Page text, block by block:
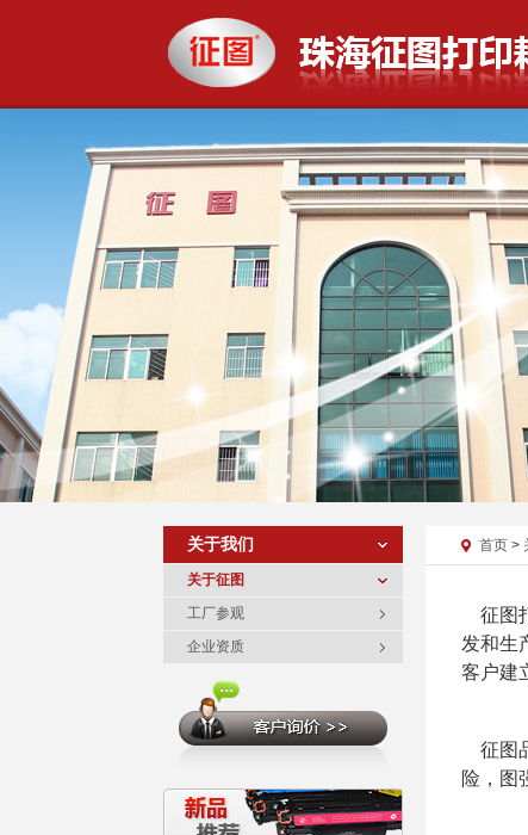
首页 >
征图
发和生
客户建
征图
险，图
关于我们
关于征图
工厂参观
企业资质